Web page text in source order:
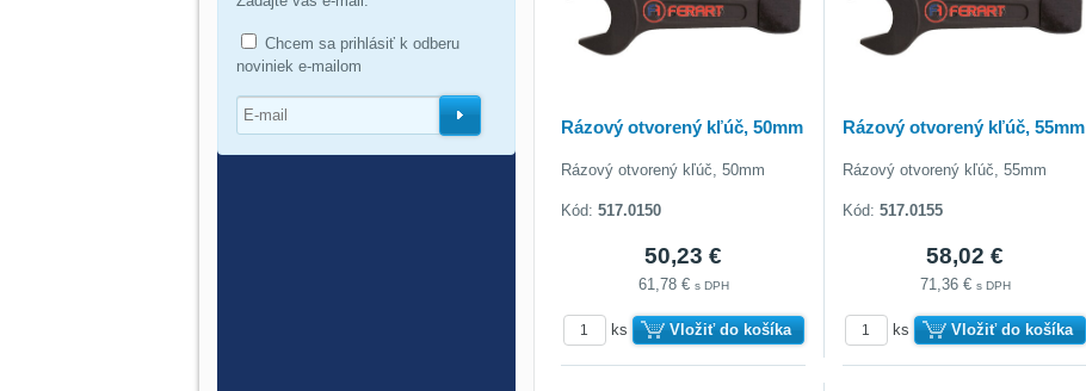
Rázový otvorený kľúč, 50mm
Rázový otvorený kľúč, 50mm
Kód:517.0150
50,23 €
61,78 € s DPH
ks Vložiť do košíka
Rázový otvorený kľúč, 55mm
Rázový otvorený kľúč, 55mm
Kód:517.0155
58,02 €
71,36 € s DPH
ks Vložiť do košíka
Chcem sa prihlásiť k odberu
noviniek e-mailom
Odoberať